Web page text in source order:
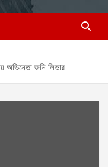
অভিনেতা জনি লিভার